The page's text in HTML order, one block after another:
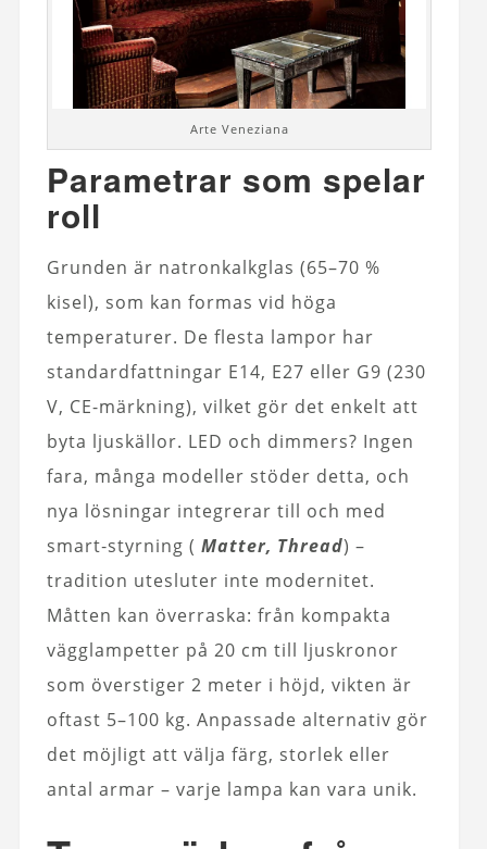
Arte Veneziana
Parametrar som spelar
roll
Grunden är natronkalkglas (65–70 %
kisel), som kan formas vid höga
temperaturer. De flesta lampor har
standardfattningar E14, E27 eller G9 (230
V, CE-märkning), vilket gör det enkelt att
byta ljuskällor. LED och dimmers? Ingen
fara, många modeller stöder detta, och
nya lösningar integrerar till och med
smart‑styrning ( Matter, Thread) –
tradition utesluter inte modernitet.
Måtten kan överraska: från kompakta
vägglampetter på 20 cm till ljuskronor
som överstiger 2 meter i höjd, vikten är
oftast 5–100 kg. Anpassade alternativ gör
det möjligt att välja färg, storlek eller
antal armar – varje lampa kan vara unik.